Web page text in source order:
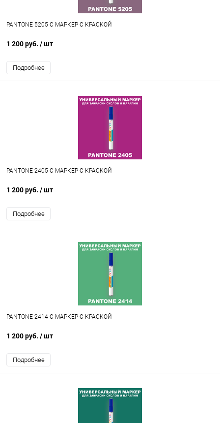
PANTONE 5205 C МАРКЕР С КРАСКОЙ
1 200 руб. / шт
Подробнее
PANTONE 2405 C МАРКЕР С КРАСКОЙ
1 200 руб. / шт
Подробнее
PANTONE 2414 C МАРКЕР С КРАСКОЙ
1 200 руб. / шт
Подробнее